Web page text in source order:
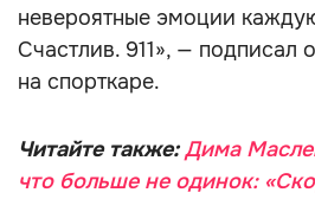
невероятные эмоции
Счастлив. 911», — подписал
на спорткаре.
Читайте также:Дима
что больше не одинок: